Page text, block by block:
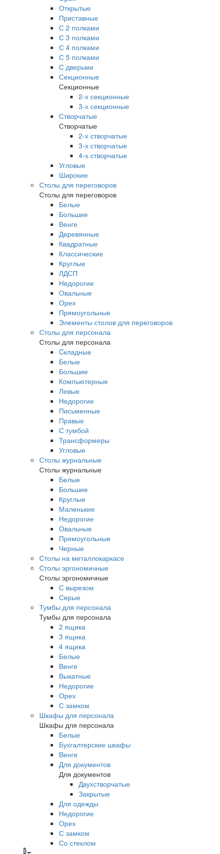
Открытые
Приставные
С 2 полками
С 3 полками
С 4 полками
С 5 полками
С дверьми
Секционные
Секционные
2-х секционные
3-х секционные
Створчатые
Створчатые
2-х створчатые
3-х створчатые
4-х створчатые
Угловые
Широкие
Столы для переговоров
Столы для переговоров
Белые
Большие
Венге
Деревянные
Квадратные
Классические
Круглые
ЛДСП
Недорогие
Овальные
Орех
Прямоугольные
Элементы столов для переговоров
Столы для персонала
Столы для персонала
Cкладные
Белые
Большие
Компьютерные
Левые
Недорогие
Письменные
Правые
С тумбой
Трансформеры
Угловые
Столы журнальные
Столы журнальные
Белые
Большие
Круглые
Маленькие
Недорогие
Овальные
Прямоугольные
Черные
Столы на металлокаркасе
Столы эргономичные
Столы эргономичные
С вырезом
Серые
Тумбы для персонала
Тумбы для персонала
2 ящика
3 ящика
4 ящика
Белые
Венге
Выкатные
Недорогие
Орех
С замком
Шкафы для персонала
Шкафы для персонала
Белые
Бухгалтерские шкафы
Венге
Для документов
Для документов
Двухстворчатые
Закрытые
Для одежды
Недорогие
Орех
С замком
Со стеклом